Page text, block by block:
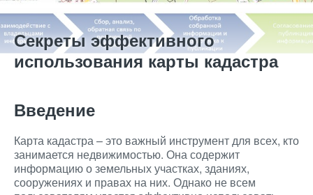
Секреты эффективного
использования карты кадастра
Введение
Карта кадастра – это важный инструмент для всех, кто
занимается недвижимостью. Она содержит
информацию о земельных участках, зданиях,
сооружениях и правах на них. Однако не всем